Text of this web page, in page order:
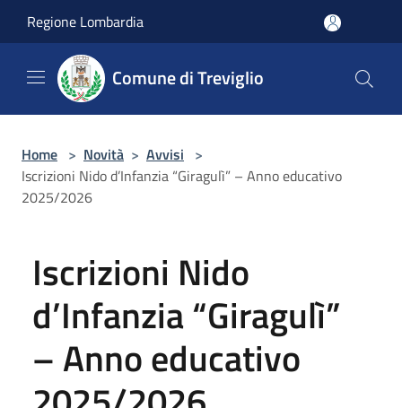
Regione Lombardia
Comune di Treviglio
Home > Novità > Avvisi >
Iscrizioni Nido d’Infanzia “Giragulì” – Anno educativo
2025/2026
Iscrizioni Nido
d’Infanzia “Giragulì”
– Anno educativo